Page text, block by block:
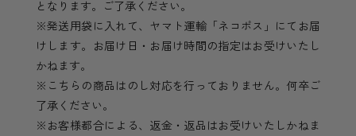
となります。ご了承ください。
※発送用袋に入れて、ヤマト運輸「ネコポス」にてお届
けします。お届け日・お届け時間の指定はお受けいたし
かねます。
※こちらの商品はのし対応を行っておりません。何卒ご
了承ください。
※お客様都合による、返金・返品はお受けいたしかねま